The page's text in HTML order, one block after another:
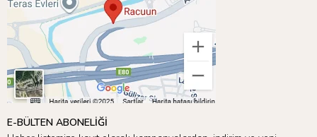
E-BÜLTEN ABONELİĞİ